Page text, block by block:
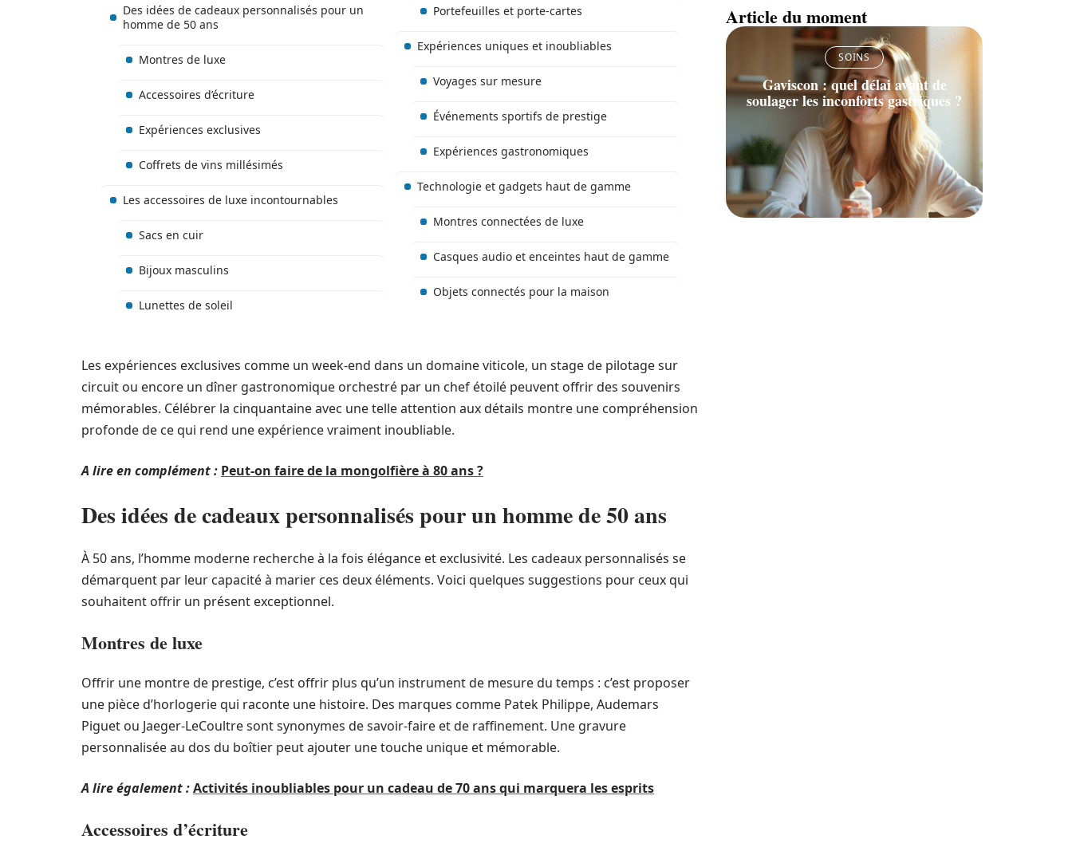
Des idées de cadeaux personnalisés pour un
homme de 50 ans
Montres de luxe
Accessoires d’écriture
Expériences exclusives
Coffrets de vins millésimés
Les accessoires de luxe incontournables
Sacs en cuir
Bijoux masculins
Lunettes de soleil
Portefeuilles et porte-cartes
Expériences uniques et inoubliables
Voyages sur mesure
Événements sportifs de prestige
Expériences gastronomiques
Technologie et gadgets haut de gamme
Montres connectées de luxe
Casques audio et enceintes haut de gamme
Objets connectés pour la maison
Les expériences exclusives comme un week-end dans un domaine viticole, un stage de pilotage sur
circuit ou encore un dîner gastronomique orchestré par un chef étoilé peuvent offrir des souvenirs
mémorables. Célébrer la cinquantaine avec une telle attention aux détails montre une compréhension
profonde de ce qui rend une expérience vraiment inoubliable.
A lire en complément : Peut-on faire de la mongolfière à 80 ans ?
Des idées de cadeaux personnalisés pour un homme de 50 ans
À 50 ans, l’homme moderne recherche à la fois élégance et exclusivité. Les cadeaux personnalisés se
démarquent par leur capacité à marier ces deux éléments. Voici quelques suggestions pour ceux qui
souhaitent offrir un présent exceptionnel.
Montres de luxe
Offrir une montre de prestige, c’est offrir plus qu’un instrument de mesure du temps : c’est proposer
une pièce d’horlogerie qui raconte une histoire. Des marques comme Patek Philippe, Audemars
Piguet ou Jaeger-LeCoultre sont synonymes de savoir-faire et de raffinement. Une gravure
personnalisée au dos du boîtier peut ajouter une touche unique et mémorable.
A lire également :Activités inoubliables pour un cadeau de 70 ans qui marquera les esprits
Accessoires d’écriture
Article du moment
SOINS
Gaviscon : quel délai avant de
soulager les inconforts gastriques ?